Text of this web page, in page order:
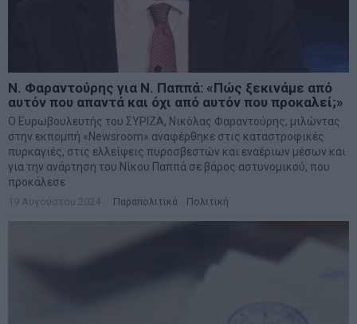
Ν. Φαραντούρης για Ν. Παππά: «Πώς ξεκινάμε από
αυτόν που απαντά και όχι από αυτόν που προκαλεί;»
Ο Ευρωβουλευτής του ΣΥΡΙΖΑ, Νικόλας Φαραντούρης, μιλώντας
στην εκπομπή «Newsroom» αναφέρθηκε στις καταστροφικές
πυρκαγιές, στις ελλείψεις πυροσβεστών και εναέριων μέσων και
για την ανάρτηση του Νίκου Παππά σε βάρος αστυνομικού, που
προκάλεσε
19 Αυγούστου 2024 Παραπολιτικά Πολιτική